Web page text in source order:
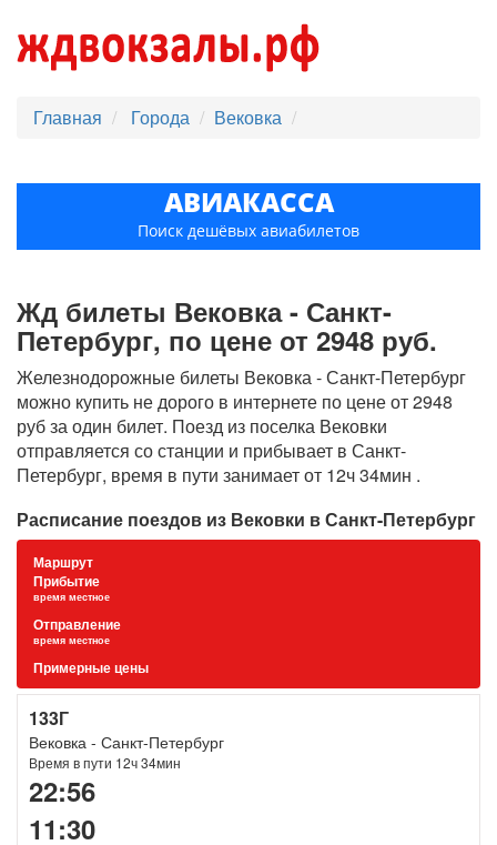
Главная Города Вековка
АВИАКАССА
Поиск дешёвых авиабилетов
Жд билеты Вековка - Санкт-
Петербург, по цене от 2948 руб.
Железнодорожные билеты Вековка - Санкт-Петербург
можно купить не дорого в интернете по цене от 2948
руб за один билет. Поезд из поселка Вековки
отправляется со станции и прибывает в Санкт-
Петербург, время в пути занимает от 12ч 34мин .
Расписание поездов из Вековки в Санкт-Петербург
Маршрут
Прибытие
время местное
Отправление
время местное
Примерные цены
133Г
Вековка - Санкт-Петербург
Время в пути 12ч 34мин
22:56
11:30